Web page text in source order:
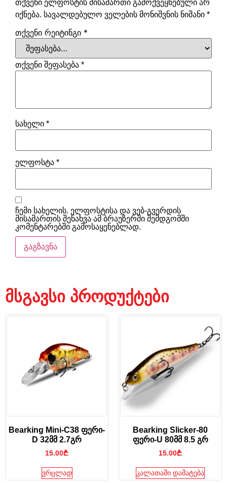
თქვენი ელფოსტის მისამართი გამოქვეყნებული არ
იქნება. სავალდებულო ველების მონიშვნის ნიშანი *
თქვენი რეიტინგი *
თქვენი შეფასება *
სახელი *
ელფოსტა *
ჩემი სახელის. ელფოსტისა და ვებ-გვერდის
მისამართის შენახვა ამ ბრაუზერში შემდგომში
კომენტარებში გამოსაყენებლად.
მსგავსი პროდუქტები
Bearking Mini-C38 ფერი-
D 32მმ 2.7გრ
15.00₾
ვრცლად
Bearking Slicker-80
ფერი-U 80მმ 8.5 გრ
15.00₾
კალათაში დამატება